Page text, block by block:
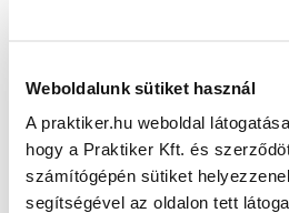
Weboldalunk sütiket használ
A praktiker.hu weboldal
hogy a Praktiker Kft. és
számítógépén sütiket
segítségével az oldalon tett
Oldal